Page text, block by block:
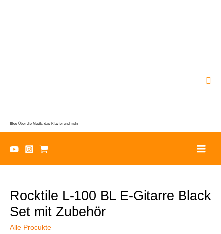
Blog Über die Musik, das Klavier und mehr
Rocktile L-100 BL E-Gitarre Black
Set mit Zubehör
Alle Produkte